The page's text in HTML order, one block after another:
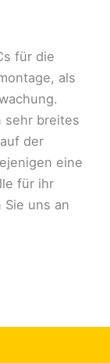
für die
als
sehr breites
der
eine
für ihr
Sie uns an